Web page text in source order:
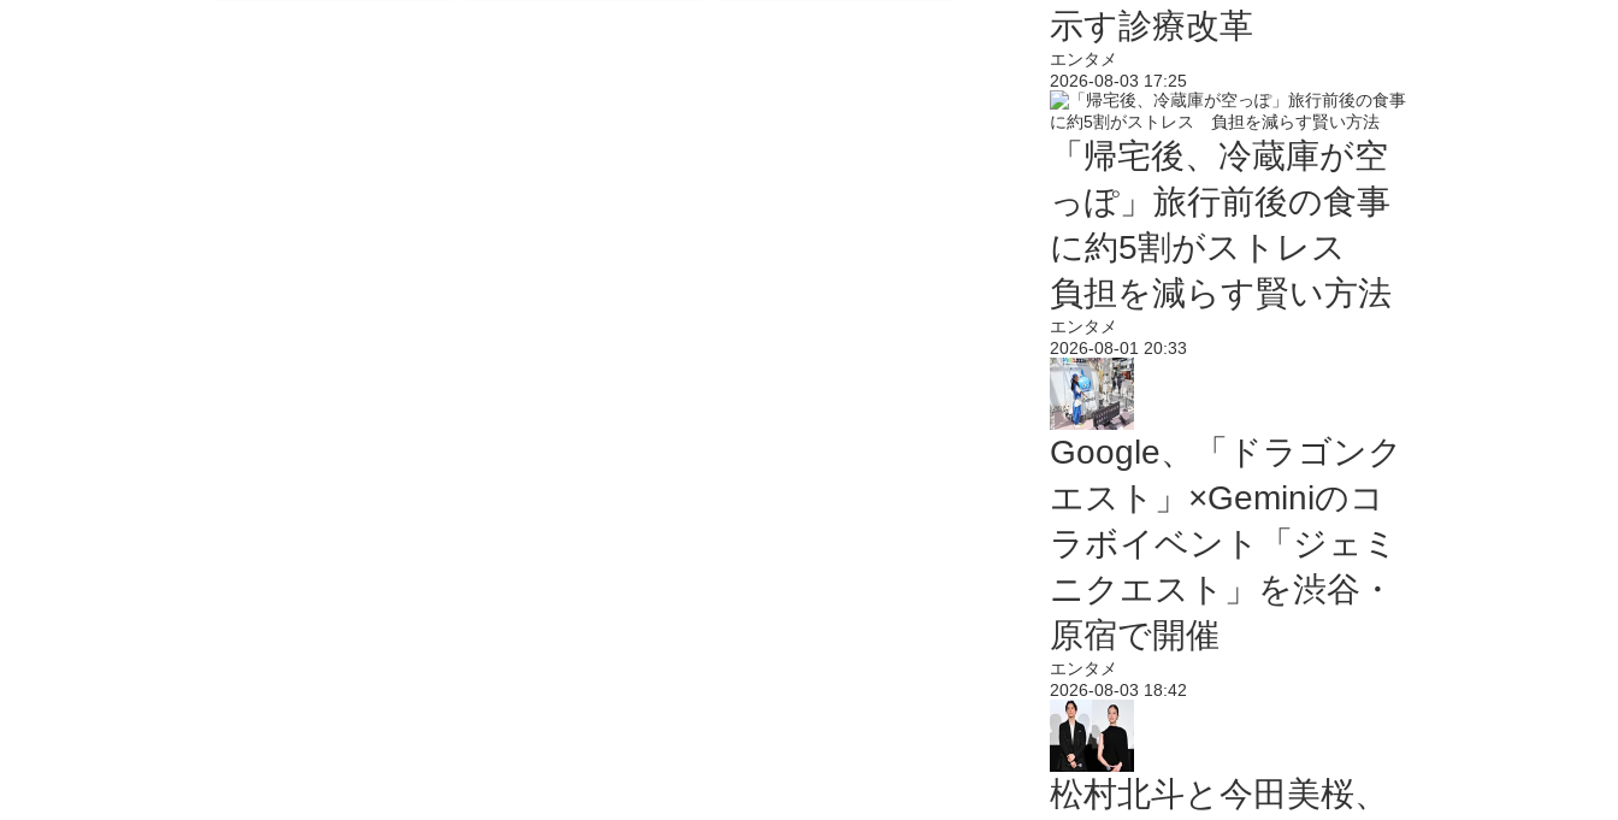
示す診療改革
エンタメ
2026-08-03 17:25
「帰宅後、冷蔵庫が空
っぽ」旅行前後の食事
に約5割がストレス
負担を減らす賢い方法
エンタメ
2026-08-01 20:33
Google、「ドラゴンク
エスト」×Geminiのコ
ラボイベント「ジェミ
ニクエスト」を渋谷・
原宿で開催
エンタメ
2026-08-03 18:42
松村北斗と今田美桜、